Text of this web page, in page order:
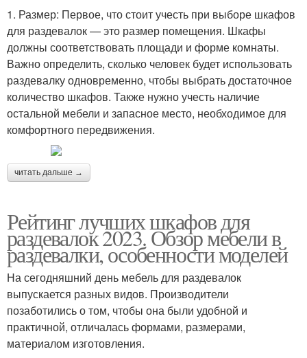
1. Размер: Первое, что стоит учесть при выборе шкафов
для раздевалок — это размер помещения. Шкафы
должны соответствовать площади и форме комнаты.
Важно определить, сколько человек будет использовать
раздевалку одновременно, чтобы выбрать достаточное
количество шкафов. Также нужно учесть наличие
остальной мебели и запасное место, необходимое для
комфортного передвижения.
читать дальше →
Рейтинг лучших шкафов для
раздевалок 2023. Обзор мебели в
раздевалки, особенности моделей
На сегодняшний день мебель для раздевалок
выпускается разных видов. Производители
позаботились о том, чтобы она были удобной и
практичной, отличалась формами, размерами,
материалом изготовления.